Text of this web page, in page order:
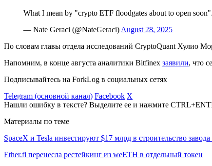
What I mean by "crypto ETF floodgates about to open soon".
— Nate Geraci (@NateGeraci) August 28, 2025
По словам главы отдела исследований CryptoQuant Хулио
Напомним, в конце августа аналитики Bitfinex заявили, что
Подписывайтесь на ForkLog в социальных сетях
Telegram (основной канал) Facebook X
Нашли ошибку в тексте? Выделите ее и нажмите
Материалы по теме
SpaceX и Tesla инвестируют $17 млрд в строительство
Ether.fi перенесла рестейкинг из weETH в отдельный токен